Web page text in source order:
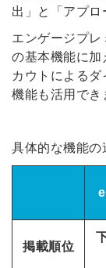
出」と「アプロ
エンゲージプ
の基本機能に加
カウトによる
機能も活用でき
具体的な機能の
掲載順位